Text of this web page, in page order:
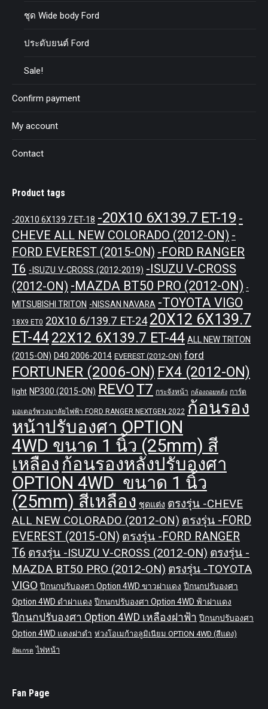
ชุด Wide body Ford
ประดับยนต์ Ford
Sale!
Confirm payment
My account
Contact
Product tags
-20X10 6X139.7 ET-18 -20X10 6X139.7 ET-19 -
CHEVE ALL NEW COLORADO (2012-ON) -
FORD EVEREST (2015-ON) -FORD RANGER
T6 -ISUZU V-CROSS (2012-2019) -ISUZU V-CROSS
(2012-ON) -MAZDA BT50 PRO (2012-ON) -
MITSUBISHI TRITON -NISSAN NAVARA -TOYOTA VIGO
18X9 ET0 20X10 6/139.7 ET-24 20X12 6X139.7
ET-4422X12 6X139.7 ET-44 ALL NEW TRITON
(2015-ON) D40 2006-2014 EVEREST (2012-ON) ford
FORTUNER (2006-ON) FX4 (2012-ON)
light NP300 (2015-ON) REVOT7 กระจังหน้า กล้องถอยหลัง การ์ด
มอเตอร์พวงมาลัยไฟฟ้า FORD RANGER NEXTGEN 2022 ก้อนรอง
หน้าปรับองศา OPTION
4WD ขนาด 1 นิ้ว (25mm) สี
เหลือง ก้อนรองหลังปรับองศา
OPTION 4WD ขนาด 1 นิ้ว
(25mm) สีเหลือง ชุดแต่ง ตรงรุ่น -CHEVE
ALL NEW COLORADO (2012-ON) ตรงรุ่น -FORD
EVEREST (2015-ON) ตรงรุ่น -FORD RANGER
T6 ตรงรุ่น -ISUZU V-CROSS (2012-ON) ตรงรุ่น -
MAZDA BT50 PRO (2012-ON) ตรงรุ่น -TOYOTA
VIGO ปีกนกปรับองศา Option 4WD ขาวฝาแดง ปีกนกปรับองศา
Option 4WD ดำฝาแดง ปีกนกปรับองศา Option 4WD ฟ้าฝาแดง
ปีกนกปรับองศา Option 4WD เหลืองฝาฟ้า ปีกนกปรับองศา
Option 4WD แดงฝาดำ ห่วงโอเมก้าอลูมิเนียม OPTION 4WD (สีแดง)
อัพเกรด ไฟหน้า
Fan Page